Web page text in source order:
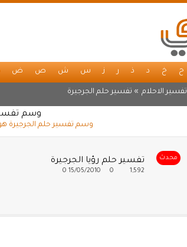
ح خ د ذ ر ز س ش ص ض
تفسير الاحلام » تفسير حلم الجرجيرة
وسم
وسم تفسير حلم الجرجيرة
محدث تفسير حلم رؤيا الجرجيرة
1,592
15/05/2010
0